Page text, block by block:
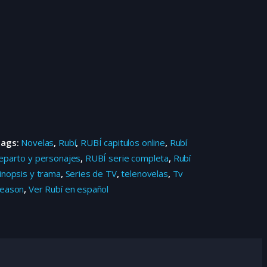
Novelas, Rubí, RUBÍ capitulos online, Rubí
y personajes, RUBÍ serie completa, Rubí
y trama, Series de TV,telenovelas, Tv
,Ver Rubí en español